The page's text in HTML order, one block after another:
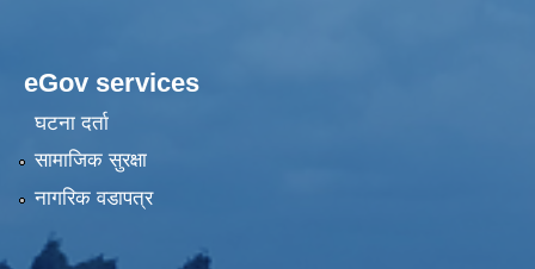
eGov services
घटना दर्ता
सामाजिक सुरक्षा
नागरिक वडापत्र